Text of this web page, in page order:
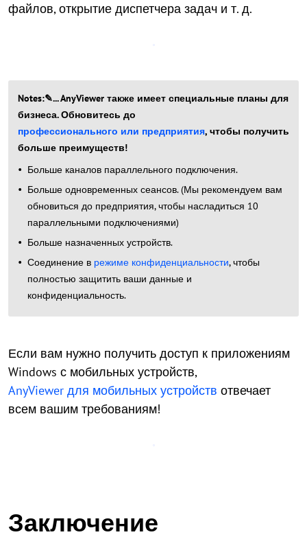
файлов, открытие диспетчера задач и т. д.
Notes:✎... AnyViewer также имеет специальные планы для
бизнеса. Обновитесь до
профессионального или предприятия, чтобы получить
больше преимуществ!
Больше каналов параллельного подключения.
Больше одновременных сеансов. (Мы рекомендуем вам
обновиться до предприятия, чтобы насладиться 10
параллельными подключениями)
Больше назначенных устройств.
Соединение в режиме конфиденциальности, чтобы
полностью защитить ваши данные и
конфиденциальность.
Если вам нужно получить доступ к приложениям
Windows с мобильных устройств,
AnyViewer для мобильных устройств отвечает
всем вашим требованиям!
Заключение